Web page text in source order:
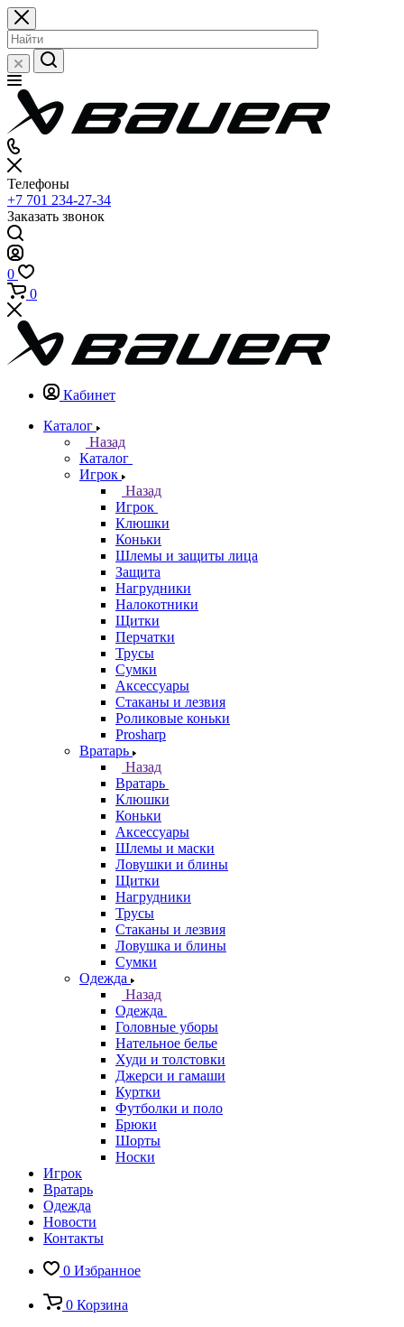
Телефоны
+7 701 234-27-34
Заказать звонок
0
0
Кабинет
Каталог
Назад
Каталог
Игрок
Назад
Игрок
Клюшки
Коньки
Шлемы и защиты лица
Защита
Нагрудники
Налокотники
Щитки
Перчатки
Трусы
Сумки
Аксессуары
Стаканы и лезвия
Роликовые коньки
Prosharp
Вратарь
Назад
Вратарь
Клюшки
Коньки
Аксессуары
Шлемы и маски
Ловушки и блины
Щитки
Нагрудники
Трусы
Стаканы и лезвия
Ловушка и блины
Сумки
Одежда
Назад
Одежда
Головные уборы
Нательное белье
Худи и толстовки
Джерси и гамаши
Куртки
Футболки и поло
Брюки
Шорты
Носки
Игрок
Вратарь
Одежда
Новости
Контакты
0 Избранное
0 Корзина